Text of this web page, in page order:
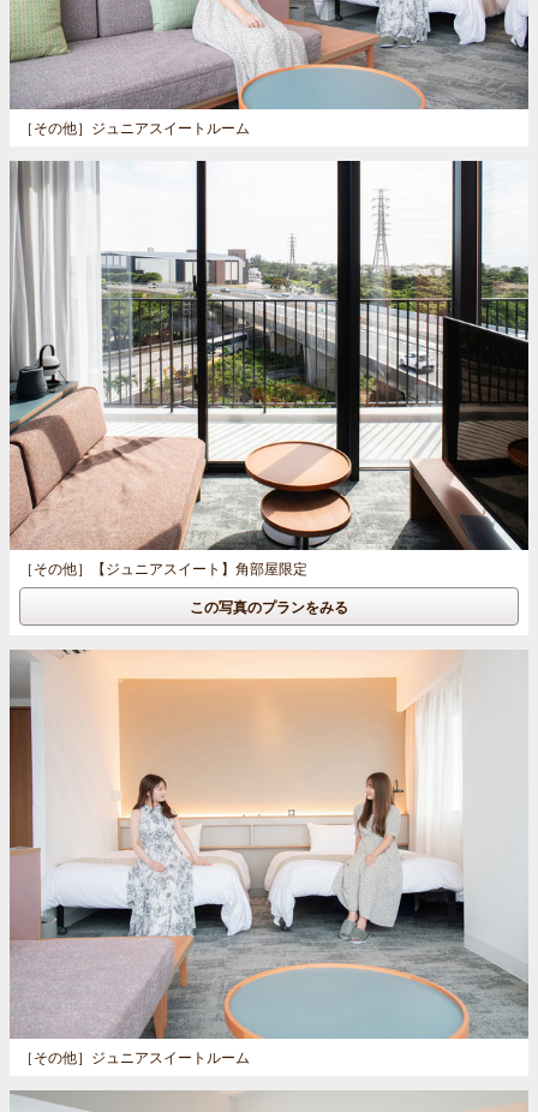
［その他］ ジュニアスイートルーム
［その他］ 【ジュニアスイート】角部屋限定
この写真のプランをみる
［その他］ ジュニアスイートルーム